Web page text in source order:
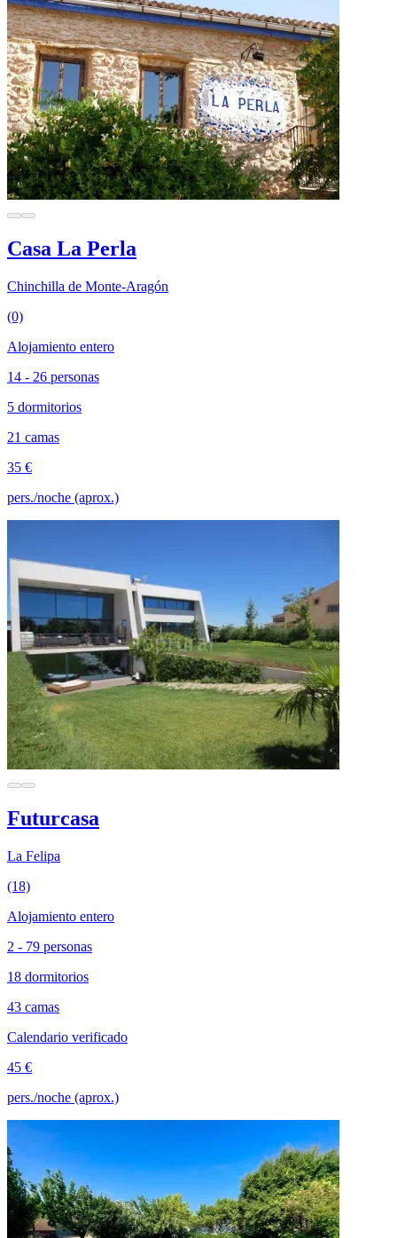
Casa La Perla
Chinchilla de Monte-Aragón
(0)
Alojamiento entero
14 - 26 personas
5 dormitorios
21 camas
35 €
pers./noche (aprox.)
Futurcasa
La Felipa
(18)
Alojamiento entero
2 - 79 personas
18 dormitorios
43 camas
Calendario verificado
45 €
pers./noche (aprox.)